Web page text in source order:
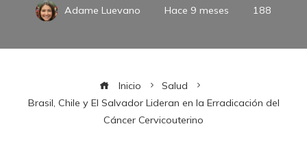
Adame Luevano Hace 9 meses 188
Inicio
Salud
Brasil, Chile y El Salvador Lideran en la Erradicación del
Cáncer Cervicouterino